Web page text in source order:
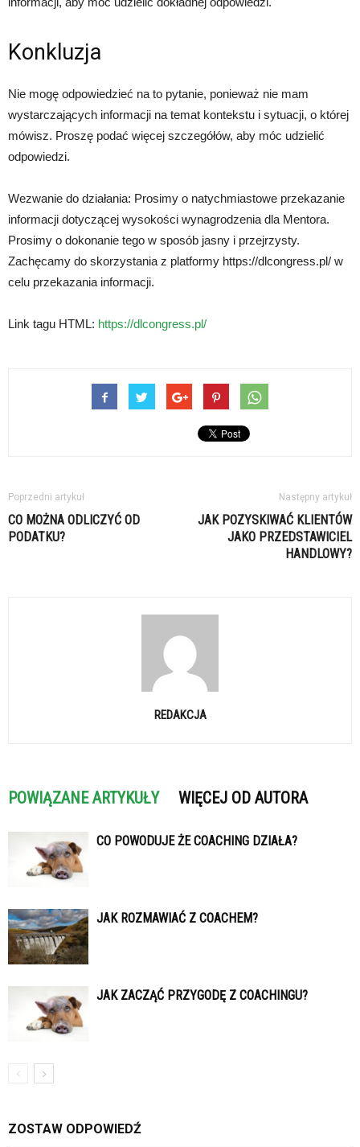
Konkluzja
Nie mogę odpowiedzieć na to pytanie, ponieważ nie mam
wystarczających informacji na temat kontekstu i sytuacji, o której
mówisz. Proszę podać więcej szczegółów, aby móc udzielić
odpowiedzi.
Wezwanie do działania: Prosimy o natychmiastowe przekazanie
informacji dotyczącej wysokości wynagrodzenia dla Mentora.
Prosimy o dokonanie tego w sposób jasny i przejrzysty.
Zachęcamy do skorzystania z platformy https://dlcongress.pl/ w
celu przekazania informacji.
Link tagu HTML: https://dlcongress.pl/
Poprzedni artykuł
CO MOŻNA ODLICZYĆ OD
PODATKU?
Następny artykuł
JAK POZYSKIWAĆ KLIENTÓW
JAKO PRZEDSTAWICIEL
HANDLOWY?
REDAKCJA
POWIĄZANE ARTYKUŁY WIĘCEJ OD AUTORA
CO POWODUJE ŻE COACHING DZIAŁA?
JAK ROZMAWIAĆ Z COACHEM?
JAK ZACZĄĆ PRZYGODĘ Z COACHINGU?
ZOSTAW ODPOWIEDŹ